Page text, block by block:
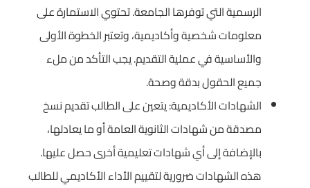
الرسمية التي توفرها الجامعة. تحتوي الاستمارة على
معلومات شخصية وأكاديمية، وتعتبر الخطوة الأولى
والأساسية في عملية التقديم. يجب التأكد من ملء
جميع الحقول بدقة وصحة.
الشهادات الأكاديمية: يتعين على الطالب تقديم نسخ
مصدقة من شهادات الثانوية العامة أو ما يعادلها،
بالإضافة إلى أي شهادات تعليمية أخرى حصل عليها.
هذه الشهادات ضرورية لتقييم الأداء الأكاديمي للطالب